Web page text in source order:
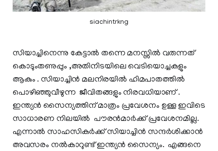
siachintrkng
സിയാച്ചിനെന്നു കേട്ടാല്‍ തന്നെ മനസ്സില്‍ വരുന്നത്
കൊടുംതണുപ്പും ,അതിനിടയിലെ വെടിയൊച്ചകളും
ആകും . സിയാച്ചിന്‍ മലനിരയില്‍ ഹിമപാതത്തില്‍
പൊഴിഞ്ഞുവീഴുന്ന ജീവിതങ്ങളും നിരവധിയാണ് .
ഇന്ത്യന്‍ സൈന്യത്തിന് മാത്രം പ്രവേശനം ഉള്ള ഇവിടെ
സാധാരണ നിലയില്‍ പൗരന്‍മാര്‍ക്ക് പ്രവേശനമില്ല.
എന്നാല്‍ സാഹസികര്‍ക്ക് സിയാച്ചിന്‍ സന്ദര്‍ശിക്കാന്‍
അവസരം നല്‍കാറുണ്ട് ഇന്ത്യന്‍ സൈന്യം. എങ്ങനെ